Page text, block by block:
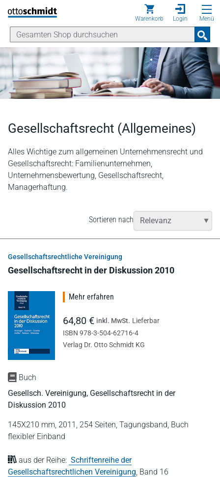
Direkt zum Inhalt
Warenkorb Login Menü
Gesellschaftsrecht (Allgemeines)
Alles Wichtige zum allgemeinen Unternehmensrecht und
Gesellschaftsrecht: Familienunternehmen,
Unternehmensbewertung, Gesellschaftsrecht,
Managerhaftung.
Sortieren nach
Gesellschaftsrechtliche Vereinigung
Gesellschaftsrecht in der Diskussion 2010
Buch
Gesellsch. Vereinigung, Gesellschaftsrecht in der
Diskussion 2010
145X210 mm, 2011, 254 Seiten, Tagungsband, Buch
flexibler Einband
aus der Reihe: Schriftenreihe der
Gesellschaftsrechtlichen Vereinigung Band 16
Mehr erfahren
64,80 € inkl. MwSt. Lieferbar
ISBN 978-3-504-62716-4
Verlag Dr. Otto Schmidt KG